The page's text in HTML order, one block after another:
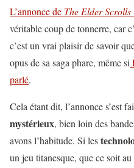
L’annonce de The Elder Scrolls
véritable coup de tonnerre, car
c’est un vrai plaisir de savoir
opus de sa saga phare, même si
parlé.
Cela étant dit, l’annonce s’est
mystérieux, bien loin des
avons l’habitude. Si les
un jeu titanesque, que ce soit